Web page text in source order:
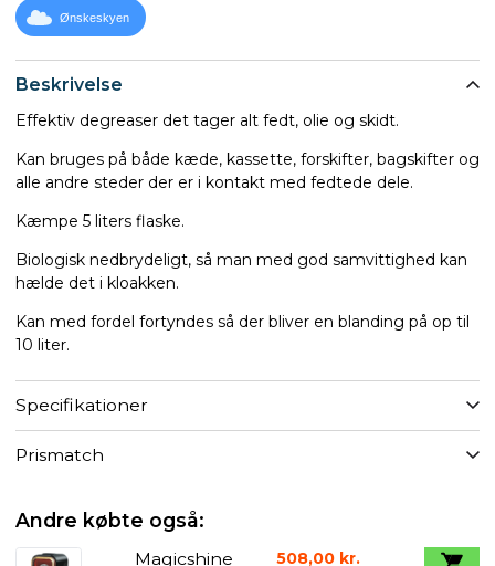
Beskrivelse
Effektiv degreaser det tager alt fedt, olie og skidt.
Kan bruges på både kæde, kassette, forskifter, bagskifter og
alle andre steder der er i kontakt med fedtede dele.
Kæmpe 5 liters flaske.
Biologisk nedbrydeligt, så man med god samvittighed kan
hælde det i kloakken.
Kan med fordel fortyndes så der bliver en blanding på op til
10 liter.
Specifikationer
Prismatch
Ønskeskyen
Andre købte også:
Magicshine 508,00 kr.